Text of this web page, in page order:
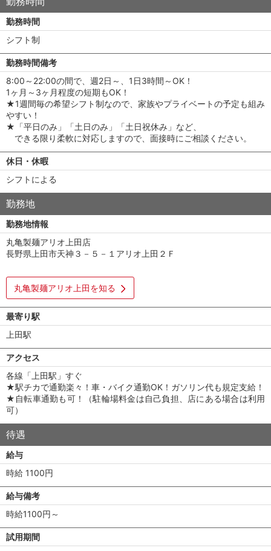
勤務時間
シフト制
勤務時間備考
8:00～22:00の間で、週2日～、1日3時間～OK！
1ヶ月～3ヶ月程度の短期もOK！
★1週間毎の希望シフト制なので、家族やプライベートの予定も組み
やすい！
★「平日のみ」「土日のみ」「土日祝休み」など、
できる限り柔軟に対応しますので、面接時にご相談ください。
休日・休暇
シフトによる
勤務地
勤務地情報
丸亀製麺アリオ上田店
長野県上田市天神３－５－１アリオ上田２Ｆ
丸亀製麺アリオ上田を知る
最寄り駅
上田駅
アクセス
各線「上田駅」すぐ
★駅チカで通勤楽々！車・バイク通勤OK！ガソリン代も規定支給！
★自転車通勤も可！（駐輪場料金は自己負担、店にある場合は利用
可）
待遇
給与
時給 1100円
給与備考
時給1100円～
試用期間